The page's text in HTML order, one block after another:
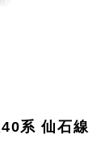
系 仙石線